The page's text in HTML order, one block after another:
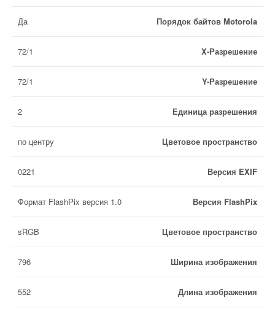
Порядок байтов Motorola
Да
X-Разрешение
72/1
Y-Разрешение
72/1
Единица разрешения
2
Цветовое пространство
по центру
Версия EXIF
0221
Версия FlashPix
Формат FlashPix версия 1.0
Цветовое пространство
sRGB
Ширина изображения
796
Длина изображения
552